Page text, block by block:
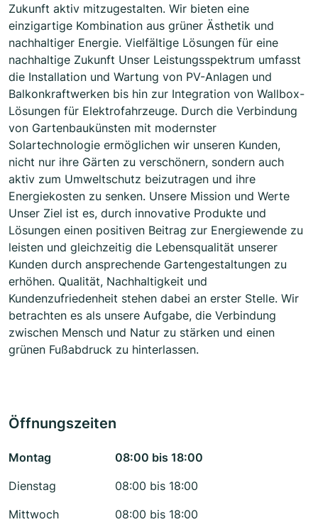
Zukunft aktiv mitzugestalten. Wir bieten eine
einzigartige Kombination aus grüner Ästhetik und
nachhaltiger Energie. Vielfältige Lösungen für eine
nachhaltige Zukunft Unser Leistungsspektrum umfasst
die Installation und Wartung von PV-Anlagen und
Balkonkraftwerken bis hin zur Integration von Wallbox-
Lösungen für Elektrofahrzeuge. Durch die Verbindung
von Gartenbaukünsten mit modernster
Solartechnologie ermöglichen wir unseren Kunden,
nicht nur ihre Gärten zu verschönern, sondern auch
aktiv zum Umweltschutz beizutragen und ihre
Energiekosten zu senken. Unsere Mission und Werte
Unser Ziel ist es, durch innovative Produkte und
Lösungen einen positiven Beitrag zur Energiewende zu
leisten und gleichzeitig die Lebensqualität unserer
Kunden durch ansprechende Gartengestaltungen zu
erhöhen. Qualität, Nachhaltigkeit und
Kundenzufriedenheit stehen dabei an erster Stelle. Wir
betrachten es als unsere Aufgabe, die Verbindung
zwischen Mensch und Natur zu stärken und einen
grünen Fußabdruck zu hinterlassen.
Öffnungszeiten
Montag
08:00 bis 18:00
Dienstag
08:00 bis 18:00
Mittwoch
08:00 bis 18:00